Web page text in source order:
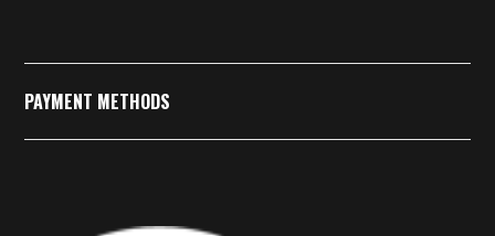
PAYMENT METHODS